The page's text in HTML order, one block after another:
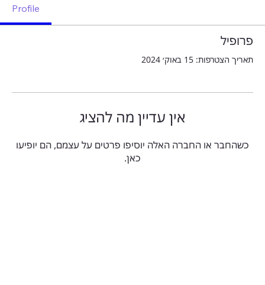
Profile
פרופיל
תאריך הצטרפות: 15 באוק׳ 2024
אין עדיין מה להציג
כשהחבר או החברה האלה יוסיפו פרטים על עצמם, הם יופיעו
כאן.